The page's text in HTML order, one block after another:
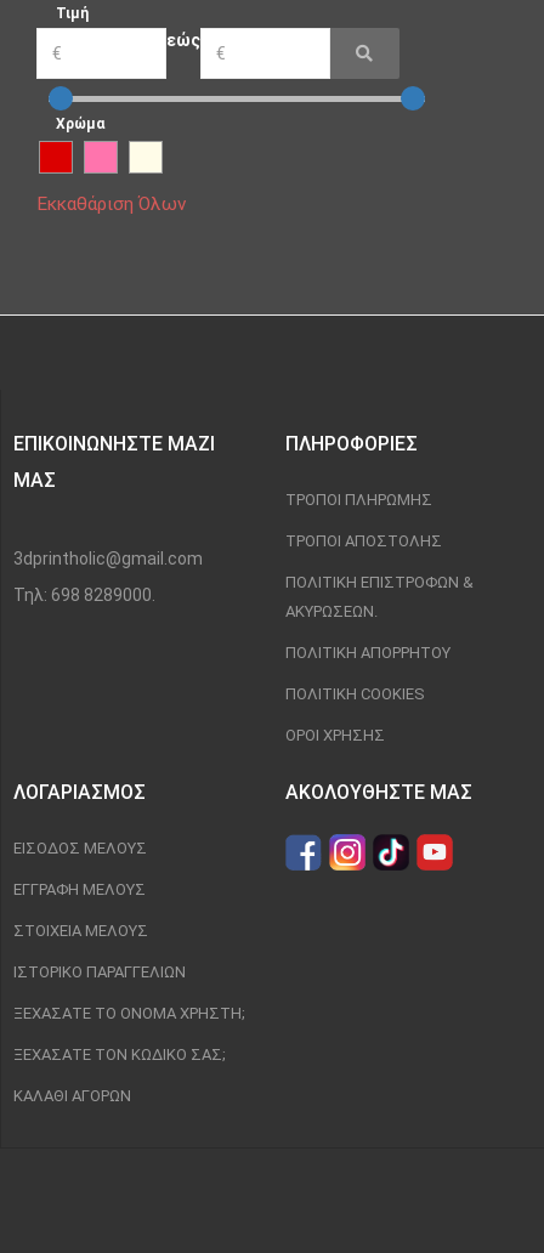
Τιμή
εώς
Χρώμα
Εκκαθάριση Όλων
ΕΠΙΚΟΙΝΩΝΉΣΤΕ ΜΑΖΊ
ΜΑΣ
3dprintholic@gmail.com
Τηλ: 698 8289000.
ΠΛΗΡΟΦΟΡΊΕΣ
ΤΡΌΠΟΙ ΠΛΗΡΩΜΉΣ
ΤΡΌΠΟΙ ΑΠΟΣΤΟΛΉΣ
ΠΟΛΙΤΙΚΉ ΕΠΙΣΤΡΟΦΏΝ &
ΑΚΥΡΏΣΕΩΝ.
ΠΟΛΙΤΙΚΉ ΑΠΟΡΡΉΤΟΥ
ΠΟΛΙΤΙΚΉ COOKIES
ΌΡΟΙ ΧΡΉΣΗΣ
ΛΟΓΑΡΙΑΣΜΌΣ
ΕΊΣΟΔΟΣ ΜΈΛΟΥΣ
ΕΓΓΡΑΦΉ ΜΈΛΟΥΣ
ΣΤΟΙΧΕΊΑ ΜΈΛΟΥΣ
ΙΣΤΟΡΙΚΌ ΠΑΡΑΓΓΕΛΙΏΝ
ΞΕΧΆΣΑΤΕ ΤΟ ΌΝΟΜΑ ΧΡΉΣΤΗ;
ΞΕΧΆΣΑΤΕ ΤΟΝ ΚΩΔΙΚΌ ΣΑΣ;
ΚΑΛΆΘΙ ΑΓΟΡΏΝ
ΑΚΟΛΟΥΘΉΣΤΕ ΜΑΣ